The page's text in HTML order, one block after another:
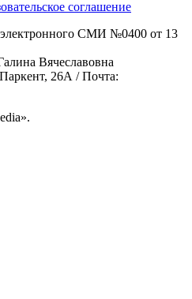
соглашение
электронного СМИ №0400 от 13
Вячеславовна
26А / Почта: